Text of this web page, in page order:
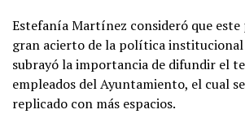
Estefanía Martínez consideró que este
gran acierto de la política
subrayó la importancia de difundir el
empleados del Ayuntamiento, el cual
replicado con más espacios.